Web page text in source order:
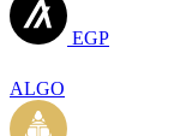
EGP
ALGO